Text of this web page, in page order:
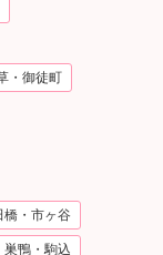
・御徒町
橋・市ヶ谷
巣鴨・駒込